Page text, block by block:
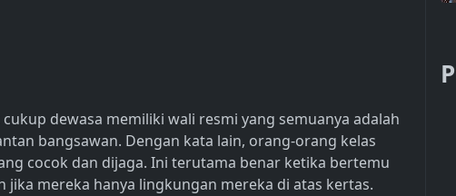
dewasa memiliki wali resmi yang semuanya adalah
bangsawan. Dengan kata lain, orang-orang kelas
cocok dan dijaga. Ini terutama benar ketika bertemu
mereka hanya lingkungan mereka di atas kertas.